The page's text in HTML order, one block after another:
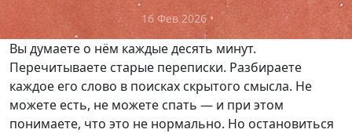
16 Фев 2026•
Вы думаете о нём каждые десять минут.
Перечитываете старые переписки. Разбираете
каждое его слово в поисках скрытого смысла. Не
можете есть, не можете спать — и при этом
понимаете, что это не нормально. Но остановиться